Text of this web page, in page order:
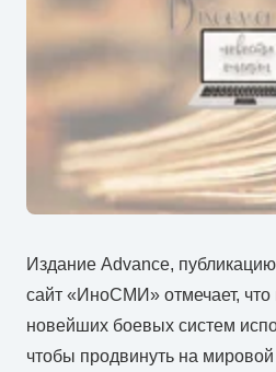
Издание Advance,
сайт «ИноСМИ» отмечает, что
новейших боевых систем
чтобы продвинуть на